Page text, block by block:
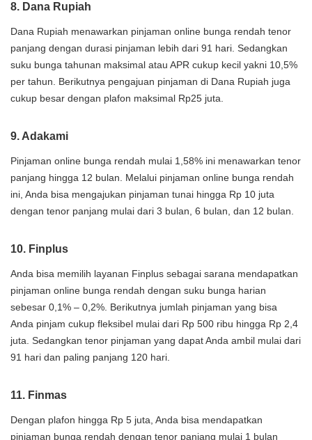
8. Dana Rupiah
Dana Rupiah menawarkan pinjaman online bunga rendah tenor
panjang dengan durasi pinjaman lebih dari 91 hari. Sedangkan
suku bunga tahunan maksimal atau APR cukup kecil yakni 10,5%
per tahun. Berikutnya pengajuan pinjaman di Dana Rupiah juga
cukup besar dengan plafon maksimal Rp25 juta.
9. Adakami
Pinjaman online bunga rendah mulai 1,58% ini menawarkan tenor
panjang hingga 12 bulan. Melalui pinjaman online bunga rendah
ini, Anda bisa mengajukan pinjaman tunai hingga Rp 10 juta
dengan tenor panjang mulai dari 3 bulan, 6 bulan, dan 12 bulan.
10. Finplus
Anda bisa memilih layanan Finplus sebagai sarana mendapatkan
pinjaman online bunga rendah dengan suku bunga harian
sebesar 0,1% – 0,2%. Berikutnya jumlah pinjaman yang bisa
Anda pinjam cukup fleksibel mulai dari Rp 500 ribu hingga Rp 2,4
juta. Sedangkan tenor pinjaman yang dapat Anda ambil mulai dari
91 hari dan paling panjang 120 hari.
11. Finmas
Dengan plafon hingga Rp 5 juta, Anda bisa mendapatkan
pinjaman bunga rendah dengan tenor panjang mulai 1 bulan